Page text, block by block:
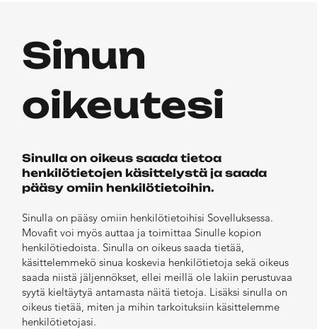
Sinun
oikeutesi
Sinulla on oikeus saada tietoa
henkilötietojen käsittelystä ja saada
pääsy omiin henkilötietoihin.
Sinulla on pääsy omiin henkilötietoihisi Sovelluksessa.
Movafit voi myös auttaa ja toimittaa Sinulle kopion
henkilötiedoista. Sinulla on oikeus saada tietää,
käsittelemmekö sinua koskevia henkilötietoja sekä oikeus
saada niistä jäljennökset, ellei meillä ole lakiin perustuvaa
syytä kieltäytyä antamasta näitä tietoja. Lisäksi sinulla on
oikeus tietää, miten ja mihin tarkoituksiin käsittelemme
henkilötietojasi.